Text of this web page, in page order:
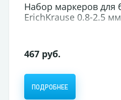
Набор маркеров для
ErichKrause 0.8-2.5
467 руб.
ПОДРОБНЕЕ